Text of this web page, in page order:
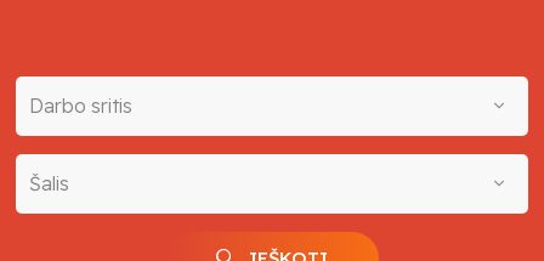
Darbo sritis
Šalis